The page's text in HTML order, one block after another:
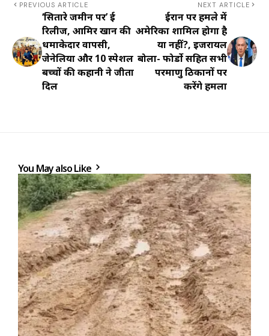
PREVIOUS ARTICLE
‘सितारे जमीन पर’ हुई
रिलीज, आमिर खान की
धमाकेदार वापसी,
जेनेलिया और 10 स्पेशल
बच्चों की कहानी ने जीता
दिल
NEXT ARTICLE
ईरान पर हमले में
अमेरिका शामिल होगा है
या नहीं?, इजरायल
बोला- फोर्डो सहित सभी
परमाणु ठिकानों पर
करेंगे हमला
You May also Like